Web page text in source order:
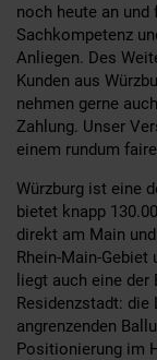
noch heute an und
Sachkompetenz
Anliegen. Des
Kunden aus
nehmen gerne
Zahlung. Unser
einem rundum
Würzburg ist eine
bietet knapp
direkt am Main
Rhein-Main-
liegt auch eine
Residenzstadt:
angrenzenden
Positionierung im